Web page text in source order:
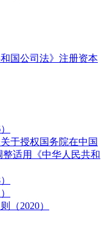
国公司法》注册资本
于授权国务院在中国
整适用《中华人民共和
（2020）